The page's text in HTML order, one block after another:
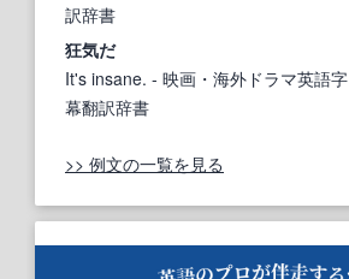
訳辞書
狂気だ
It's insane. - 映画・海外ドラマ英語字
幕翻訳辞書
>> 例文の一覧を見る